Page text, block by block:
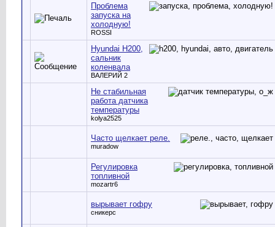
Проблема
запуска на
холодную!
ROSSI
Hyundai H200,
сальник
коленвала
ВАЛЕРИЙ 2
Не стабильная
работа датчика
температуры
kolya2525
Часто щелкает реле.
muradow
Регулировка
топливной
mozartr6
вырывает гофру
сникерс